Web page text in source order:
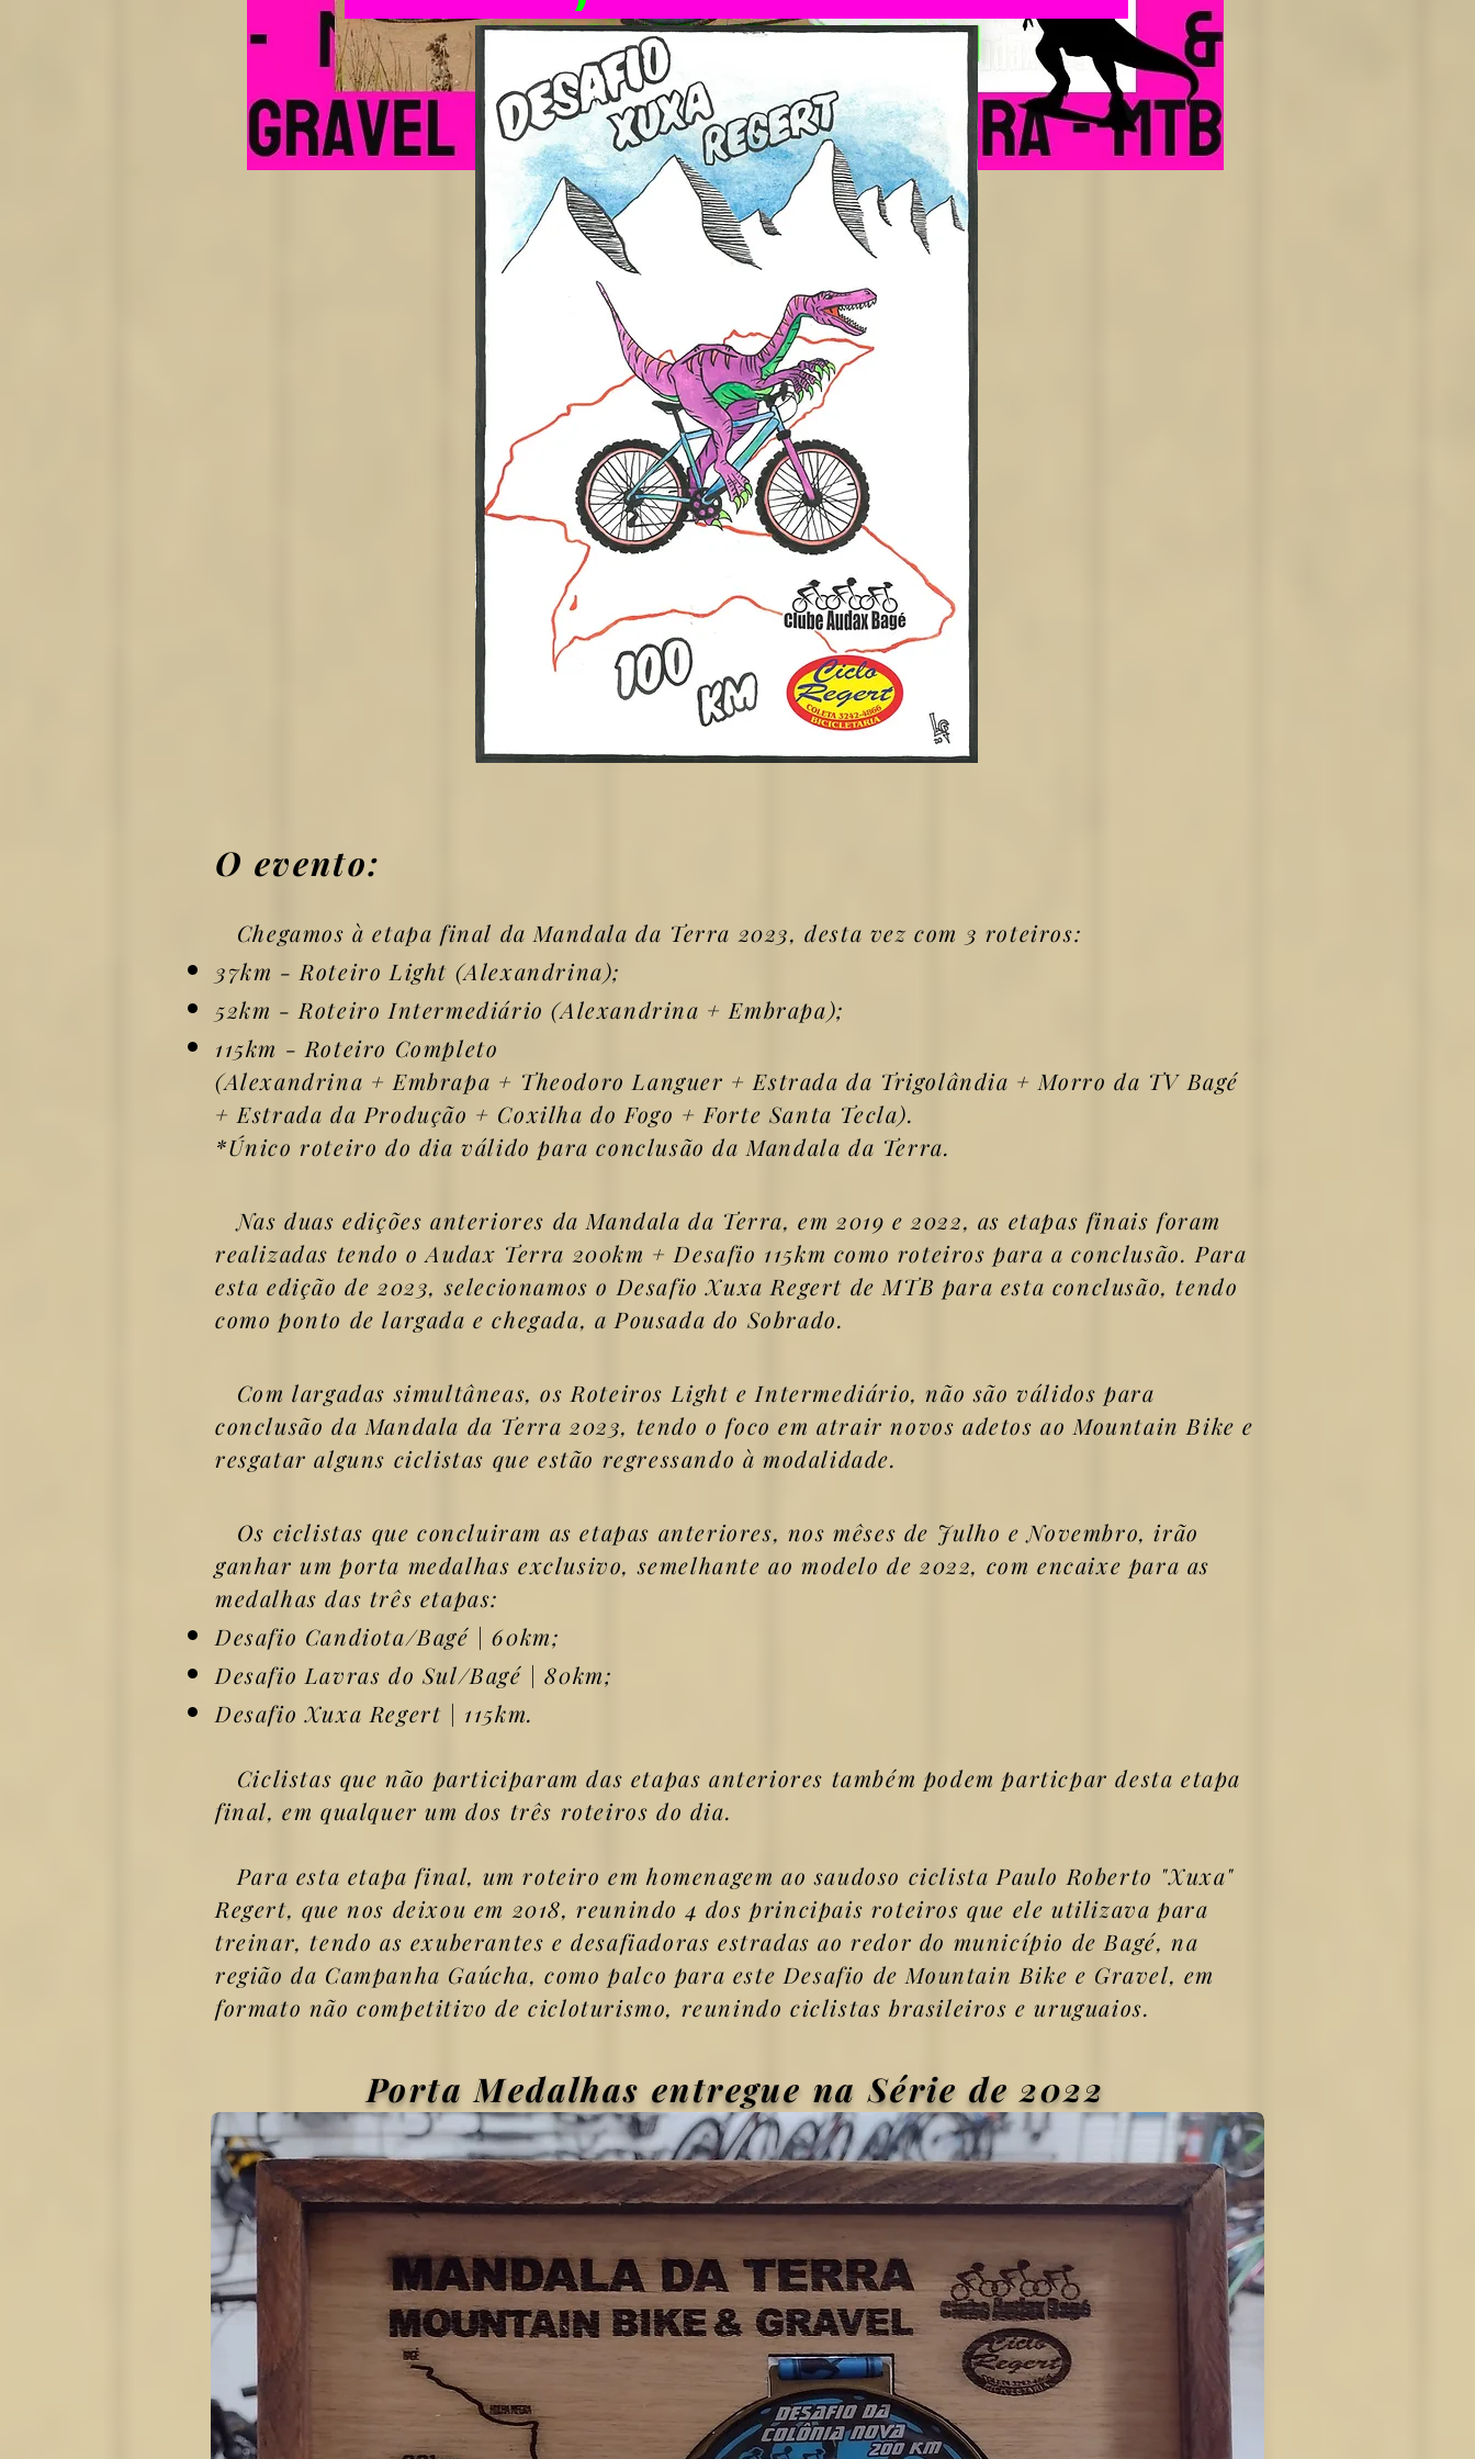
O evento:
Chegamos à etapa final da Mandala da Terra 2023, desta vez com 3 roteiros:
37km - Roteiro Light (Alexandrina);
52km - Roteiro Intermediário (Alexandrina + Embrapa);
115km - Roteiro Completo
(Alexandrina + Embrapa + Theodoro Languer + Estrada da Trigolândia + Morro da TV Bagé
+ Estrada da Produção + Coxilha do Fogo + Forte Santa Tecla).
*Único roteiro do dia válido para conclusão da Mandala da Terra.
Nas duas edições anteriores da Mandala da Terra, em 2019 e 2022, as etapas finais foram
realizadas tendo o Audax Terra 200km + Desafio 115km como roteiros para a conclusão. Para
esta edição de 2023, selecionamos o Desafio Xuxa Regert de MTB para esta conclusão, tendo
como ponto de largada e chegada, a Pousada do Sobrado.
Com largadas simultâneas, os Roteiros Light e Intermediário, não são válidos para
conclusão da Mandala da Terra 2023, tendo o foco em atrair novos adetos ao Mountain Bike e
resgatar alguns ciclistas que estão regressando à modalidade.
Os ciclistas que concluiram as etapas anteriores, nos mêses de Julho e Novembro, irão
ganhar um porta medalhas exclusivo, semelhante ao modelo de 2022, com encaixe para as
medalhas das três etapas:
Desafio Candiota/Bagé | 60km;
Desafio Lavras do Sul/Bagé | 80km;
Desafio Xuxa Regert | 115km.
Ciclistas que não participaram das etapas anteriores também podem particpar desta etapa
final, em qualquer um dos três roteiros do dia.
Para esta etapa final, um roteiro em homenagem ao saudoso ciclista Paulo Roberto "Xuxa"
Regert, que nos deixou em 2018, reunindo 4 dos principais roteiros que ele utilizava para
treinar, tendo as exuberantes e desafiadoras estradas ao redor do município de Bagé, na
região da Campanha Gaúcha, como palco para este Desafio de Mountain Bike e Gravel, em
formato não competitivo de cicloturismo, reunindo ciclistas brasileiros e uruguaios.
Porta Medalhas entregue na Série de 2022